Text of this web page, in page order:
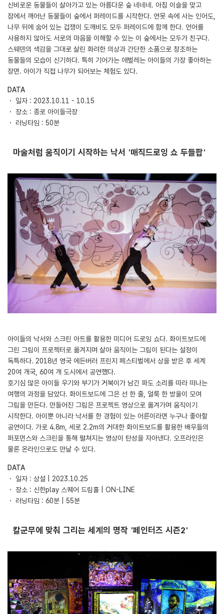
신비로운 동물들이 살아가고 있는 아름다운 숲 네네네. 아침 이슬을 맞고
잠에서 깨어난 동물들이 숲에서 퍼레이드를 시작한다. 연못 속에 사는 인어도,
나무 뒤에 숨어 있는 겁쟁이 도깨비도 모두 퍼레이드에 함께 한다. 언어를
사용하지 않아도 서로의 마음을 이해할 수 있는 이 숲에서는 모두가 친구다.
스웨덴의 색감을 그대로 살린 화려한 의상과 간단한 소품으로 창조하는
동물들의 모습이 신기하다. 특히 기어가는 애벌레는 아이들의 가장 좋아하는
장면. 아이가 직접 나무가 되어보는 체험도 있다.
DATA
・ 일자 : 2023.10.11 - 10.15
・ 장소 : 종로 아이들극장
・ 러닝타임 : 50분
마술처럼 움직이기 시작하는 낙서 '매직드로잉 쇼 두들팝'
아이들의 낙서와 스크린 아트를 활용한 미디어 드로잉 쇼다. 화이트보드에
그린 그림이 프로젝터로 옮겨지며 살아 움직이는 그림이 된다는 설정이
독특하다. 2018년 영국 에든버러 프린지 페스티벌에서 상을 받은 후 세계
20여 개국, 60여 개 도시에서 공연했다.
호기심 많은 아이들 우기와 부기가 거북이가 남긴 파도 소리를 따라 떠나는
여행의 과정을 담았다. 화이트보드에 그은 선 한 줄, 얼룩 한 방울이 모여
그림을 만든다. 만들어진 그림은 프로젝트 영상으로 옮겨가며 움직이기
시작한다. 아이뿐 아니라 낙서를 한 경험이 있는 어른이라면 누구나 좋아할
공연이다. 가로 4.8m, 세로 2.2m의 거대한 화이트보드를 활용한 배우들의
퍼포먼스와 스크린을 통해 펼쳐지는 영상이 탄성을 자아낸다. 오프라인은
물론 온라인으로도 만날 수 있다.
DATA
・ 일자 : 상설 | 2023.10.25
・ 장소 : 신한play 스퀘어 드림홀 | ON-LINE
・ 러닝타임 : 60분 | 55분
칼군무에 맞춰 그리는 세계의 명작 '페인터즈 시즌2'